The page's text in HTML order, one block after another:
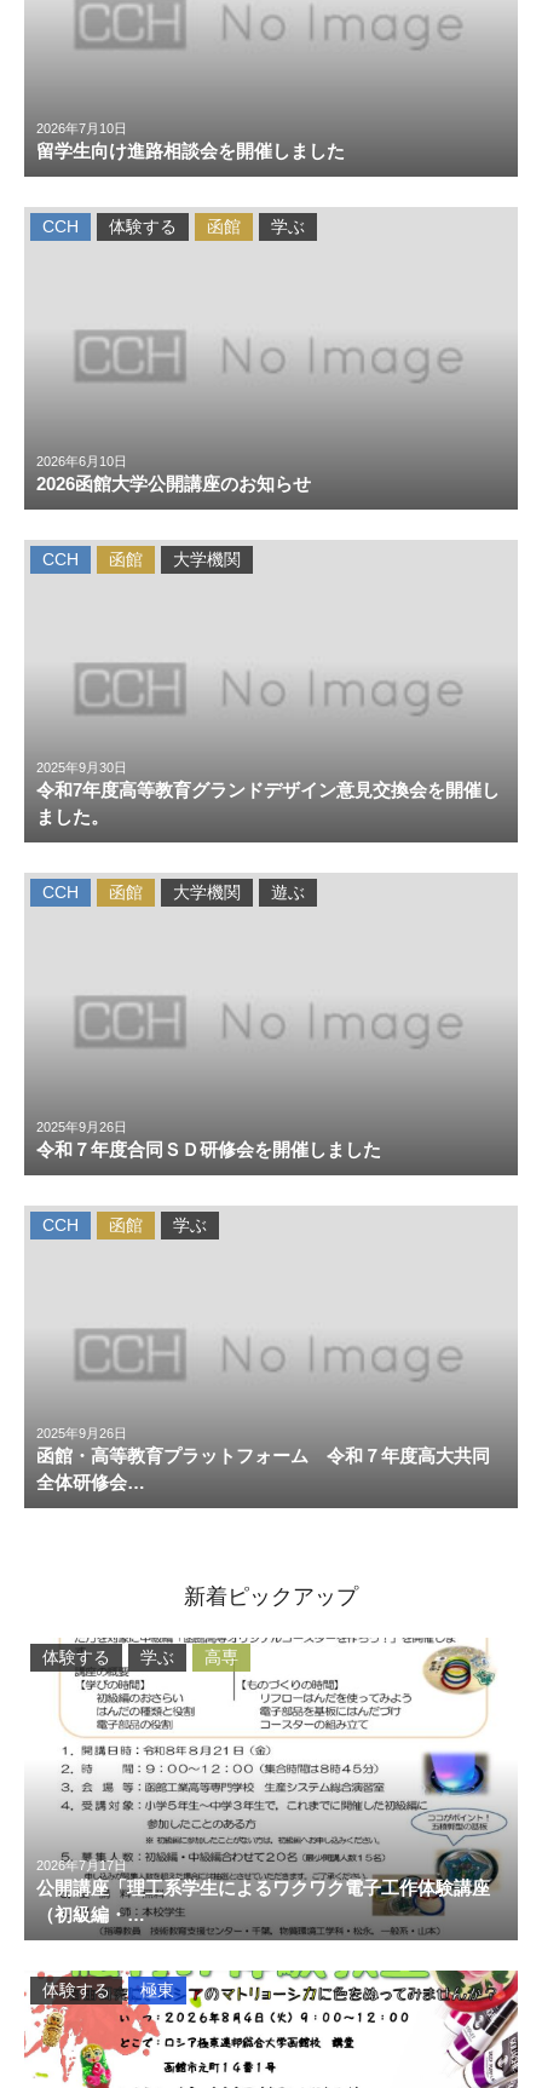
2026年7月10日
留学生向け進路相談会を開催しました
2026年6月10日
2026函館大学公開講座のお知らせ
CCH 体験する 函館 学ぶ
2025年9月30日
令和7年度高等教育グランドデザイン意見交換会を開催し
ました。
CCH 函館 大学機関
2025年9月26日
令和７年度合同ＳＤ研修会を開催しました
CCH 函館 大学機関 遊ぶ
2025年9月26日
函館・高等教育プラットフォーム 令和７年度高大共同
全体研修会…
CCH 函館 学ぶ
新着ピックアップ
2026年7月17日
公開講座「理工系学生によるワクワク電子工作体験講座
（初級編・…
体験する 学ぶ 高専
体験する 極東